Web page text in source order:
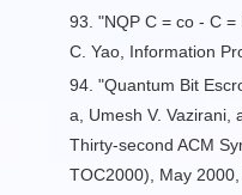
93. "NQP C = co - C =
C. Yao, Information
94. "Quantum Bit
a, Umesh V. Vazirani,
Thirty-second ACM
TOC2000), May